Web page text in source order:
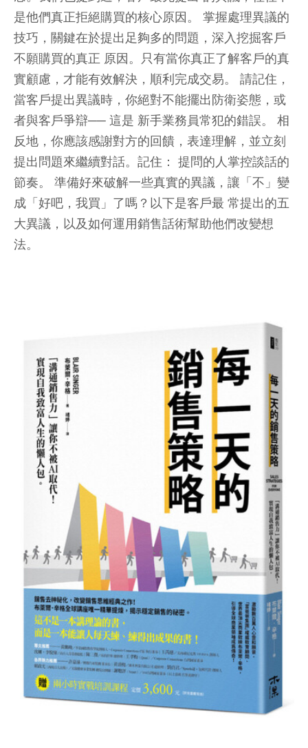
是他們真正拒絕購買的核心原因。 掌握處理異議的
技巧，關鍵在於提出足夠多的問題，深入挖掘客戶
不願購買的真正 原因。只有當你真正了解客戶的真
實顧慮，才能有效解決，順利完成交易。 請記住，
當客戶提出異議時，你絕對不能擺出防衛姿態，或
者與客戶爭辯── 這是 新手業務員常犯的錯誤。 相
反地，你應該感謝對方的回饋，表達理解，並立刻
提出問題來繼續對話。記住： 提問的人掌控談話的
節奏。 準備好來破解一些真實的異議，讓「不」變
成「好吧，我買」了嗎？以下是客戶最 常提出的五
大異議，以及如何運用銷售話術幫助他們改變想
法。